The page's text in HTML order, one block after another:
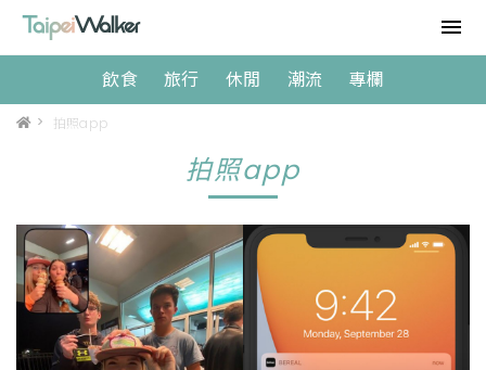
飲食 旅行 休閒 潮流 專欄
> 拍照app
拍照app